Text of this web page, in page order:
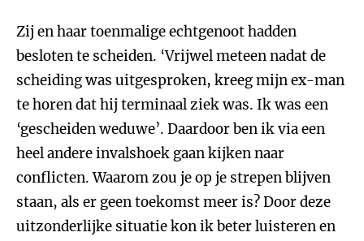
Zij en haar toenmalige echtgenoot hadden
besloten te scheiden. ‘Vrijwel meteen nadat de
scheiding was uitgesproken, kreeg mijn ex-man
te horen dat hij terminaal ziek was. Ik was een
‘gescheiden weduwe’. Daardoor ben ik via een
heel andere invalshoek gaan kijken naar
conflicten. Waarom zou je op je strepen blijven
staan, als er geen toekomst meer is? Door deze
uitzonderlijke situatie kon ik beter luisteren en